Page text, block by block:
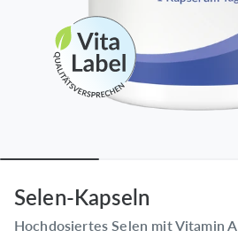
Selen-Kapseln
Hochdosiertes Selen mit Vitamin A